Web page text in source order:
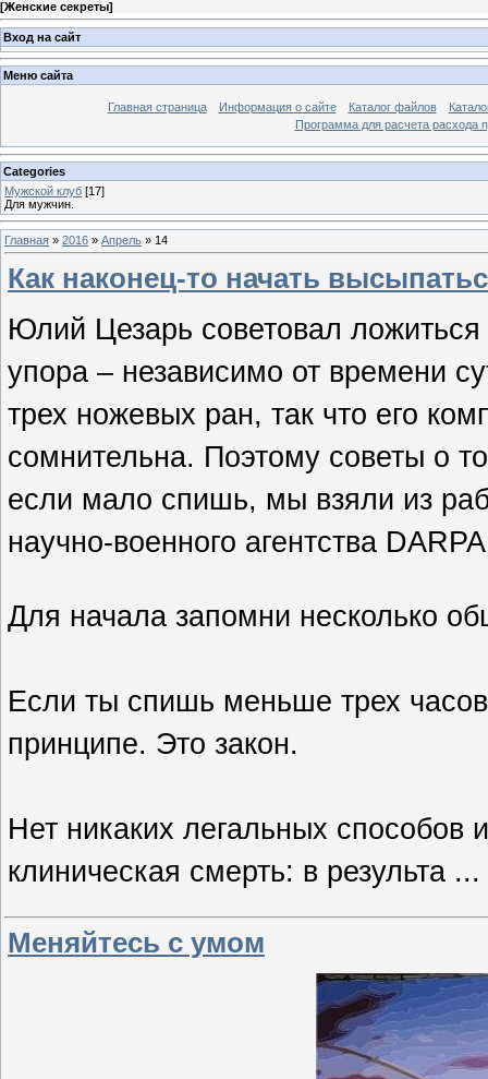
[Женские секреты]
Вход на сайт
Меню сайта
Главная страница Информация о сайте Каталог файлов
Программа для расчета расхода
Categories
Мужской клуб [17]
Для мужчин.
Главная » 2016 » Апрель » 14
Как наконец-то начать
Юлий Цезарь советовал
упора – независимо от времени
трех ножевых ран, так что его
сомнительна. Поэтому советы о
если мало спишь, мы взяли из
научно-военного агентства
Для начала запомни несколько
Если ты спишь меньше трех
принципе. Это закон.
Нет никаких легальных
клиническая смерть: в результа ...
Меняйтесь с умом